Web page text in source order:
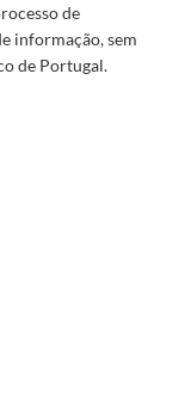
de
informação, sem
de Portugal.